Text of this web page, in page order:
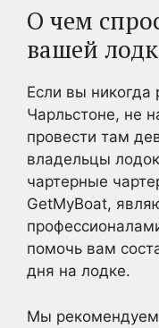
О чем
вашей
Если вы
Чарльстоне, не
провести там
владельцы
чартерные
GetMyBoat,
помочь вам
дня на лодке.
Мы рекомендуем